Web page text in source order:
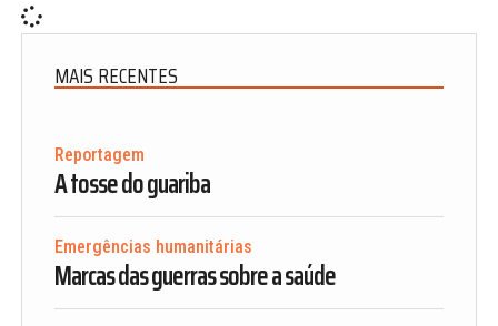
MAIS RECENTES
Reportagem
A tosse do guariba
Emergências humanitárias
Marcas das guerras sobre a saúde